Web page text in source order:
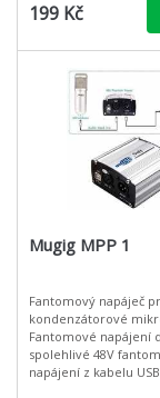
199 Kč
Mugig MPP 1
Fantomový napáječ
kondenzátorové
Fantomové napájení
spolehlivé 48V
napájení z kabelu